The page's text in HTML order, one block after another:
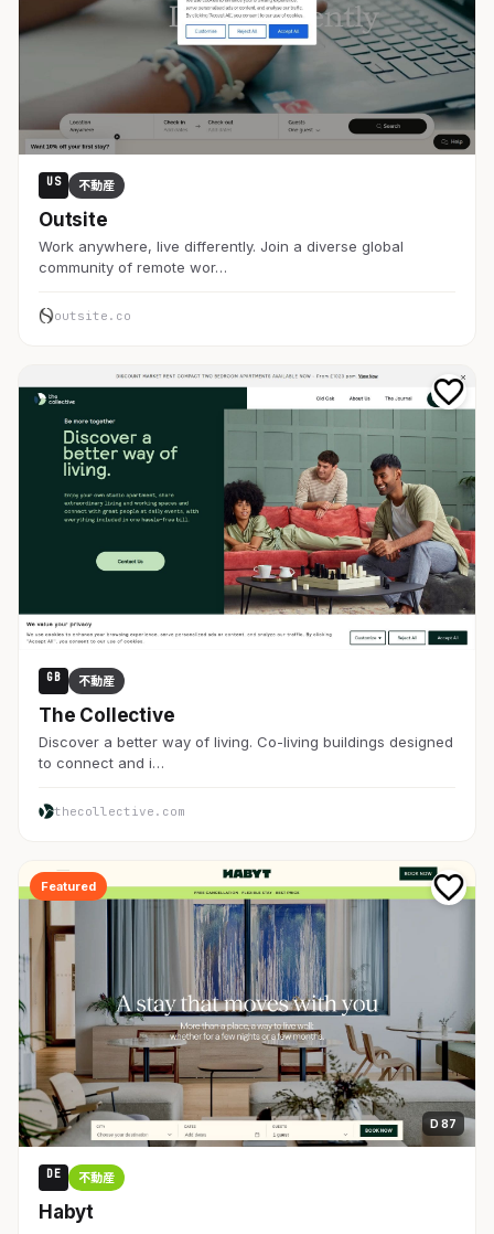
US 不動産
Outsite
Work anywhere, live differently. Join a diverse global
community of remote wor…
outsite.co
GB 不動産
The Collective
Discover a better way of living. Co-living buildings designed
to connect and i…
thecollective.com
Featured
D 87
DE 不動産
Habyt